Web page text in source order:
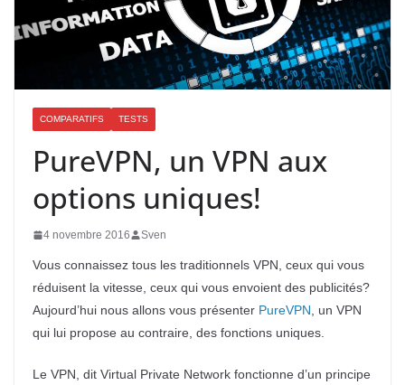
COMPARATIFS TESTS
PureVPN, un VPN aux
options uniques!
4 novembre 2016 Sven
Vous connaissez tous les traditionnels VPN, ceux qui vous
réduisent la vitesse, ceux qui vous envoient des publicités?
Aujourd’hui nous allons vous présenter PureVPN, un VPN
qui lui propose au contraire, des fonctions uniques.
Le VPN, dit Virtual Private Network fonctionne d’un principe